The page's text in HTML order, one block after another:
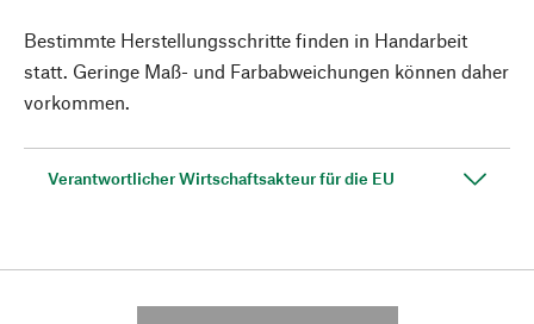
Bestimmte Herstellungsschritte finden in Handarbeit
statt. Geringe Maß- und Farbabweichungen können daher
vorkommen.
Verantwortlicher Wirtschaftsakteur für die EU